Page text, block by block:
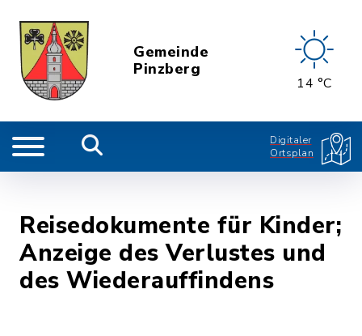
Gemeinde
Pinzberg
14 °C
Digitaler
Ortsplan
Reisedokumente für Kinder;
Anzeige des Verlustes und
des Wiederauffindens